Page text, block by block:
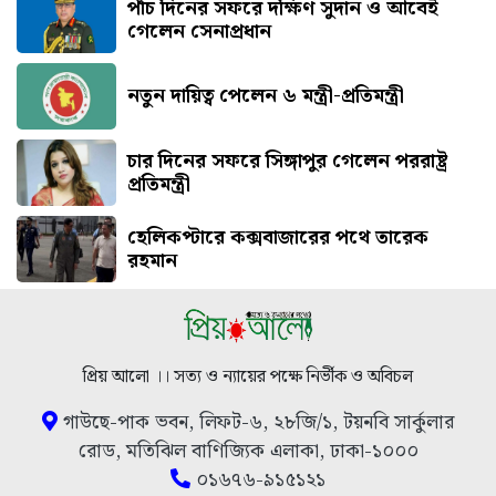
পাঁচ দিনের সফরে দক্ষিণ সুদান ও আবেই
গেলেন সেনাপ্রধান
নতুন দায়িত্ব পেলেন ৬ মন্ত্রী-প্রতিমন্ত্রী
চার দিনের সফরে সিঙ্গাপুর গেলেন পররাষ্ট্র
প্রতিমন্ত্রী
হেলিকপ্টারে কক্সবাজারের পথে তারেক
রহমান
প্রিয় আলো ।। সত্য ও ন্যায়ের পক্ষে নির্ভীক ও অবিচল
গাউছে-পাক ভবন, লিফট-৬, ২৮জি/১, টয়নবি সার্কুলার
রোড, মতিঝিল বাণিজ্যিক এলাকা, ঢাকা-১০০০
০১৬৭৬-৯১৫১২১